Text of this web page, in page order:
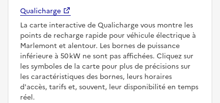
Qualicharge
La carte interactive de Qualicharge vous montre les
points de recharge rapide pour véhicule électrique à
Marlemont et alentour. Les bornes de puissance
inférieure à 50 kW ne sont pas affichées. Cliquez sur
les symboles de la carte pour plus de précisions sur
les caractéristiques des bornes, leurs horaires
d'accès, tarifs et, souvent, leur disponibilité en temps
réel.